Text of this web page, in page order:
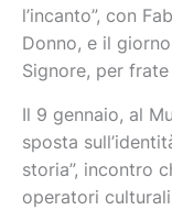
l’incanto”, con
Donno, e il
Signore, per frate
Il 9 gennaio, al
sposta
storia”, incontro
operatori